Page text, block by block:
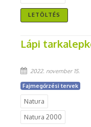
LETÖLTÉS
Lápi
2022. november 15.
Fajmegőrzési tervek
Natura
Natura 2000